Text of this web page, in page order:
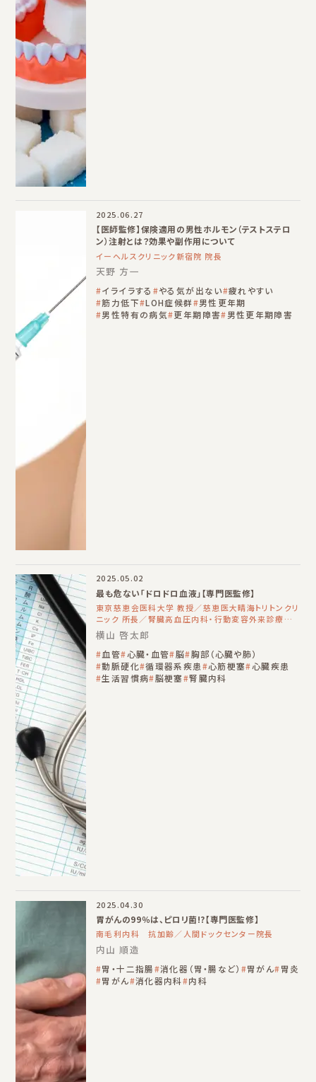
2025.06.27
【医師監修】保険適用の男性ホルモン（テストステロ
ン）注射とは？効果や副作用について
イーヘルスクリニック新宿院 院長
天野 方一
イライラする やる気が出ない 疲れやすい
筋力低下
LOH症候群
男性更年期
男性特有の病気 更年期障害 男性更年期障害
2025.05.02
最も危ない「ドロドロ血液」【専門医監修】
東京慈恵会医科大学 教授／慈恵医大晴海トリトンクリ
ニック 所長／腎臓高血圧内科・行動変容外来診療部
長
横山 啓太郎
血管 心臓・血管 脳 胸部（心臓や肺）
動脈硬化 循環器系疾患 心筋梗塞 心臓疾患
生活習慣病 脳梗塞 腎臓内科
2025.04.30
胃がんの99％は、ピロリ菌!?【専門医監修】
南毛利内科 抗加齢／人間ドックセンター院長
内山 順造
胃・十二指腸 消化器（胃・腸など） 胃がん 胃炎
胃がん 消化器内科 内科